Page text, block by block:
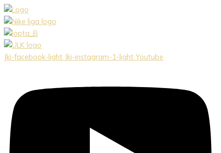
Preskočiť
na
obsah
Jki-facebook-light Jki-instagram-1-light Youtube